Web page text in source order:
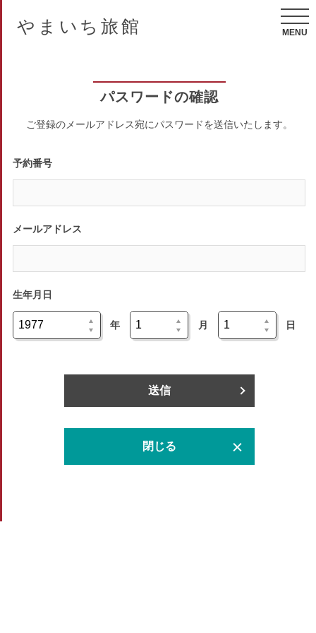
やまいち旅館 MENU
パスワードの確認
ご登録のメールアドレス宛にパスワードを送信いたします。
予約番号
メールアドレス
生年月日
年 月 日
送信